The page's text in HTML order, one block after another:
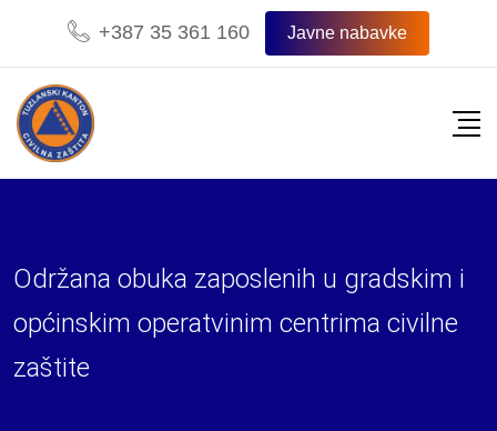
content
+387 35 361 160 Javne nabavke
Održana obuka zaposlenih u gradskim i
općinskim operatvinim centrima civilne
zaštite